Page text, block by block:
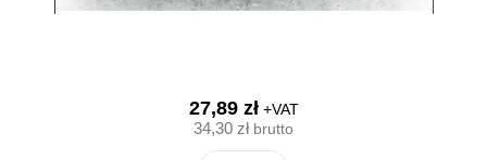
27,89 zł+VAT
34,30 złbrutto